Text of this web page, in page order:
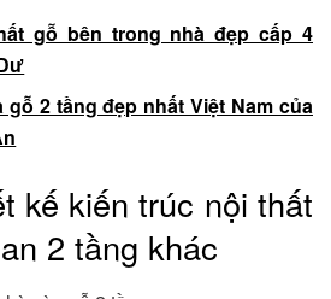
gỗ bên trong nhà đẹp cấp 4
gỗ 2 tầng đẹp nhất Việt Nam của
kế kiến trúc nội thất
2 tầng khác